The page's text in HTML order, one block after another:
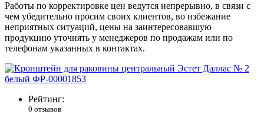
Работы по корректировке цен ведутся непрерывно, в связи с
чем убедительно просим своих клиентов, во избежание
неприятных ситуаций, цены на заинтересовавшую
продукцию уточнять у менеджеров по продажам или по
телефонам указанных в контактах.
Рейтинг:
0 отзывов